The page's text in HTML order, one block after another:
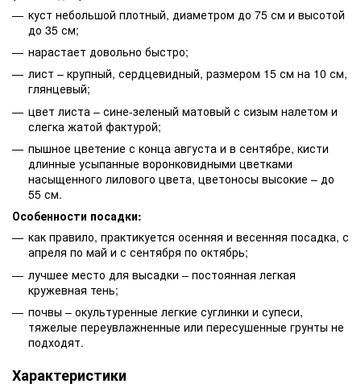
куст небольшой плотный, диаметром до 75 см и высотой
до 35 см;
нарастает довольно быстро;
лист – крупный, сердцевидный, размером 15 см на 10 см,
глянцевый;
цвет листа – сине-зеленый матовый с сизым налетом и
слегка жатой фактурой;
пышное цветение с конца августа и в сентябре, кисти
длинные усыпанные воронковидными цветками
насыщенного лилового цвета, цветоносы высокие – до
55 см.
Особенности посадки:
как правило, практикуется осенняя и весенняя посадка, с
апреля по май и с сентября по октябрь;
лучшее место для высадки – постоянная легкая
кружевная тень;
почвы – окультуренные легкие суглинки и супеси,
тяжелые переувлажненные или пересушенные грунты не
подходят.
Характеристики